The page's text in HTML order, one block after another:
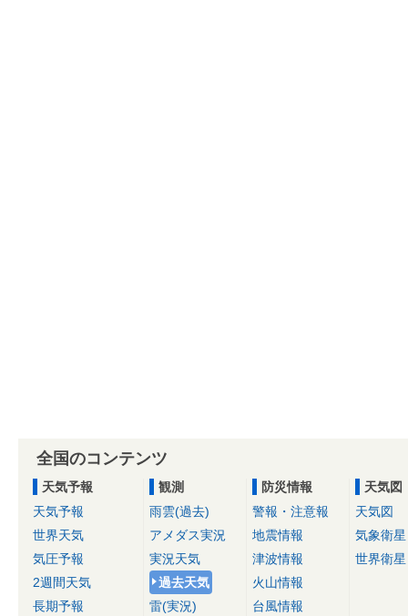
全国のコンテンツ
天気予報
天気予報
世界天気
気圧予報
2週間天気
長期予報
観測
雨雲(過去)
アメダス実況
実況天気
過去天気
雷(実況)
防災情報
警報・注意報
地震情報
津波情報
火山情報
台風情報
天気図
天気図
気象衛星
世界衛星